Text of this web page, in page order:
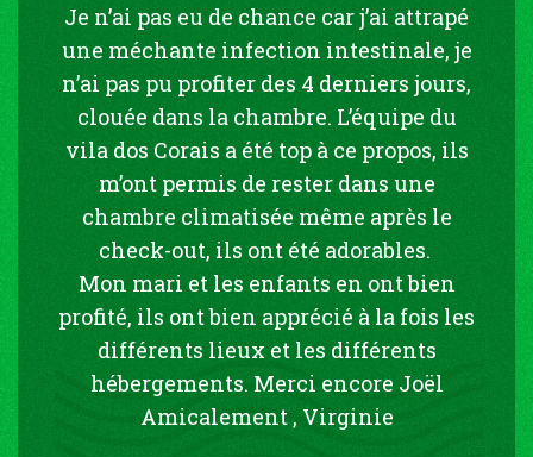
Je n’ai pas eu de chance car j’ai attrapé
une méchante infection intestinale, je
n’ai pas pu profiter des 4 derniers jours,
clouée dans la chambre. L’équipe du
vila dos Corais a été top à ce propos, ils
m’ont permis de rester dans une
chambre climatisée même après le
check-out, ils ont été adorables.
Mon mari et les enfants en ont bien
profité, ils ont bien apprécié à la fois les
différents lieux et les différents
hébergements. Merci encore Joël
Amicalement , Virginie